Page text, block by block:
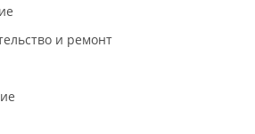
и ремонт